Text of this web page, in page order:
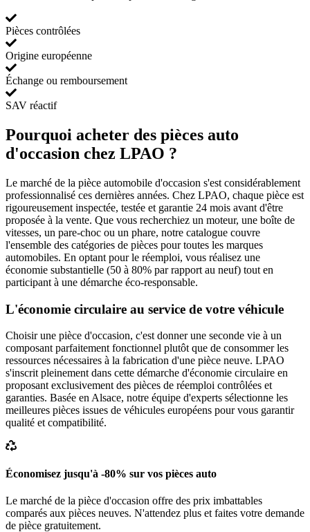
Pièces contrôlées
Origine européenne
Échange ou remboursement
SAV réactif
Pourquoi acheter des pièces auto
d'occasion chez LPAO ?
Le marché de la pièce automobile d'occasion s'est considérablement
professionnalisé ces dernières années. Chez LPAO, chaque pièce est
rigoureusement inspectée, testée et garantie 24 mois avant d'être
proposée à la vente. Que vous recherchiez un moteur, une boîte de
vitesses, un pare-choc ou un phare, notre catalogue couvre
l'ensemble des catégories de pièces pour toutes les marques
automobiles. En optant pour le réemploi, vous réalisez une
économie substantielle (50 à 80% par rapport au neuf) tout en
participant à une démarche éco-responsable.
L'économie circulaire au service de votre véhicule
Choisir une pièce d'occasion, c'est donner une seconde vie à un
composant parfaitement fonctionnel plutôt que de consommer les
ressources nécessaires à la fabrication d'une pièce neuve. LPAO
s'inscrit pleinement dans cette démarche d'économie circulaire en
proposant exclusivement des pièces de réemploi contrôlées et
garanties. Basée en Alsace, notre équipe d'experts sélectionne les
meilleures pièces issues de véhicules européens pour vous garantir
qualité et compatibilité.
Économisez jusqu'à -80% sur vos pièces auto
Le marché de la pièce d'occasion offre des prix imbattables
comparés aux pièces neuves. N'attendez plus et faites votre demande
de pièce gratuitement.